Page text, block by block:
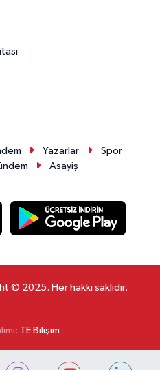
Yazarlar
Spor
Asayiş
© 2025. Her hakkı saklıdır.
TE Bilişim